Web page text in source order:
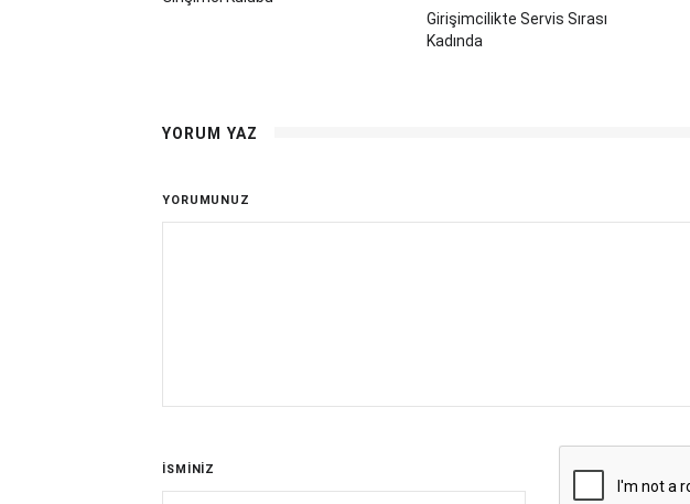
Girişimcilikte Servis Sırası
Kadında
YORUM YAZ
YORUMUNUZ
İSMİNİZ